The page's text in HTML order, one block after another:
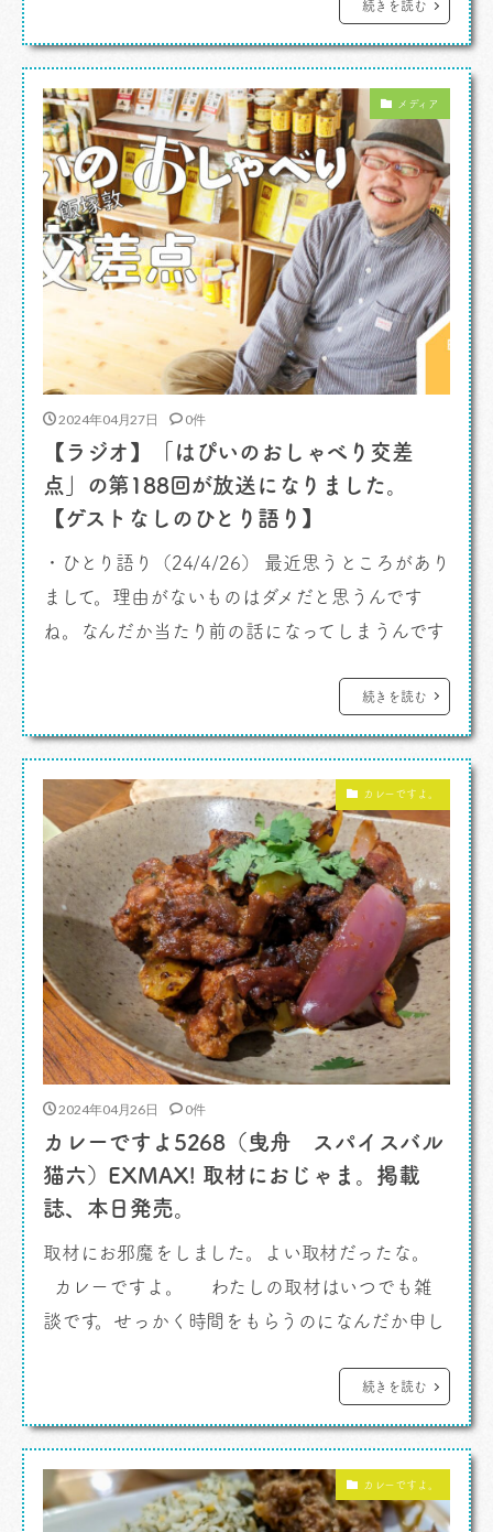
味期限の話し。ストックできるという安心感に乗
っかって知らぬ間に賞味期限を過ぎているなど、
ことを気をつけつつ、今日のランチはレト […]
続きを読む
メディア
2024年04月27日 0件
【ラジオ】「はぴいのおしゃべり交差
点」の第188回が放送になりました。
【ゲストなしのひとり語り】
・ひとり語り（24/4/26） 最近思うところがあり
まして。理由がないものはダメだと思うんです
ね。なんだか当たり前の話になってしまうんです
か、モノ消費、コト消費に続き、イミ消費にトキ
消費なんだとか聞きますが、そういうような話を
の、使っているもの、そういうものに一つ一つス
トーリーが必要なんじゃないかと思うんです。
[…]
続きを読む
カレーですよ。
2024年04月26日 0件
カレーですよ5268（曳舟 スパイスバル
猫六）EXMAX! 取材におじゃま。掲載
誌、本日発売。
取材にお邪魔をしました。よい取材だったな。
カレーですよ。 わたしの取材はいつでも雑
談です。せっかく時間をもらうのになんだか申し
主たちの時間をひととき独り占めして話しを聞く
うれしさときたらありません。 実はその取材の
す。いわゆる文字起こしはほとんどやらない […]
続きを読む
カレーですよ。